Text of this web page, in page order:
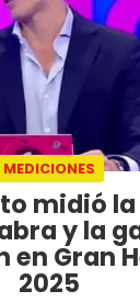
MEDICIONES
midió
y la
en Gran
2025